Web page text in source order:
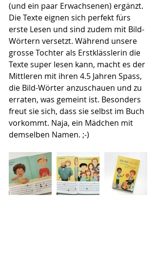
(und ein paar Erwachsenen) ergänzt.
Die Texte eignen sich perfekt fürs
erste Lesen und sind zudem mit Bild-
Wörtern versetzt. Während unsere
grosse Tochter als Erstklässlerin die
Texte super lesen kann, macht es der
Mittleren mit ihren 4.5 Jahren Spass,
die Bild-Wörter anzuschauen und zu
erraten, was gemeint ist. Besonders
freut sie sich, dass sie selbst im Buch
vorkommt. Naja, ein Mädchen mit
demselben Namen. ;-)